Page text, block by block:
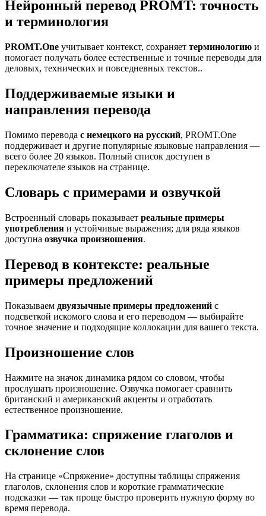
Нейронный перевод PROMT: точность
и терминология
PROMT.One учитывает контекст, сохраняет терминологию и
помогает получать более естественные и точные переводы для
деловых, технических и повседневных текстов..
Поддерживаемые языки и
направления перевода
Помимо перевода с немецкого на русский, PROMT.One
поддерживает и другие популярные языковые направления —
всего более 20 языков. Полный список доступен в
переключателе языков на странице.
Словарь с примерами и озвучкой
Встроенный словарь показывает реальные примеры
употребления и устойчивые выражения; для ряда языков
доступна озвучка произношения.
Перевод в контексте: реальные
примеры предложений
Показываем двуязычные примеры предложений с
подсветкой искомого слова и его переводом — выбирайте
точное значение и подходящие коллокации для вашего текста.
Произношение слов
Нажмите на значок динамика рядом со словом, чтобы
прослушать произношение. Озвучка помогает сравнить
британский и американский акценты и отработать
естественное произношение.
Грамматика: спряжение глаголов и
склонение слов
На странице «Спряжение» доступны таблицы спряжения
глаголов, склонения слов и короткие грамматические
подсказки — так проще быстро проверить нужную форму во
время перевода.